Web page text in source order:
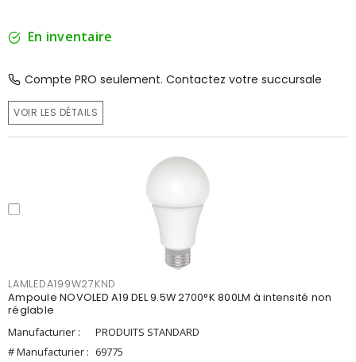
En inventaire
Compte PRO seulement. Contactez votre succursale
VOIR LES DÉTAILS
LAMLEDA199W27KND
Ampoule NOVOLED A19 DEL 9.5W 2700°K 800LM à intensité non
réglable
Manufacturier :
PRODUITS STANDARD
# Manufacturier : 69775